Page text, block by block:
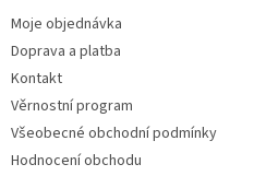
Moje objednávka
Doprava a platba
Kontakt
Věrnostní program
Všeobecné obchodní podmínky
Hodnocení obchodu